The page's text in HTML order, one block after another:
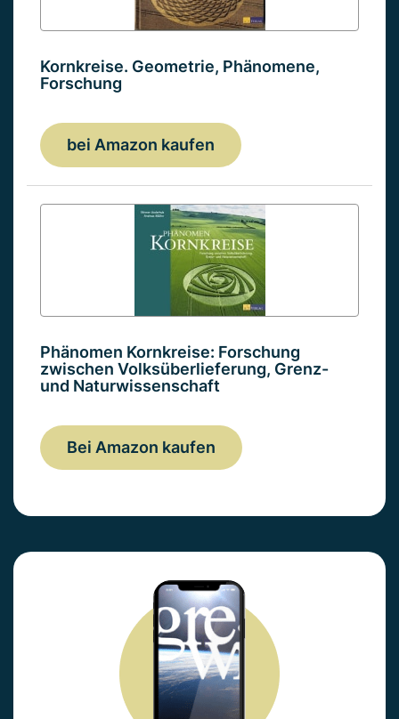
Kornkreise. Geometrie, Phänomene,
Forschung
bei Amazon kaufen
Phänomen Kornkreise: Forschung
zwischen Volksüberlieferung, Grenz-
und Naturwissenschaft
Bei Amazon kaufen